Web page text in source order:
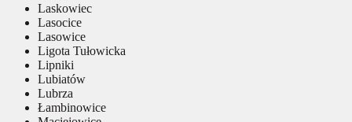
Laskowiec
Lasocice
Lasowice
Ligota Tułowicka
Lipniki
Lubiatów
Lubrza
Łambinowice